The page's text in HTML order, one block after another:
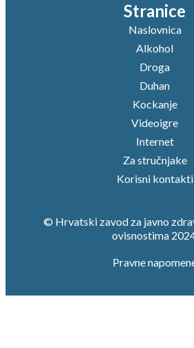
Stranice
Naslovnica
Alkohol
Droga
Duhan
Kockanje
Videoigre
Internet
Za stručnjake
Korisni kontakti
© Hrvatski zavod za javno
ovisnostima
Pravne